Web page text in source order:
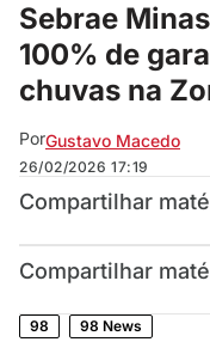
Sebrae
100% de
chuvas na
PorGustavo Macedo
26/02/2026 17:19
Compartilhar
Compartilhar
98 98 News